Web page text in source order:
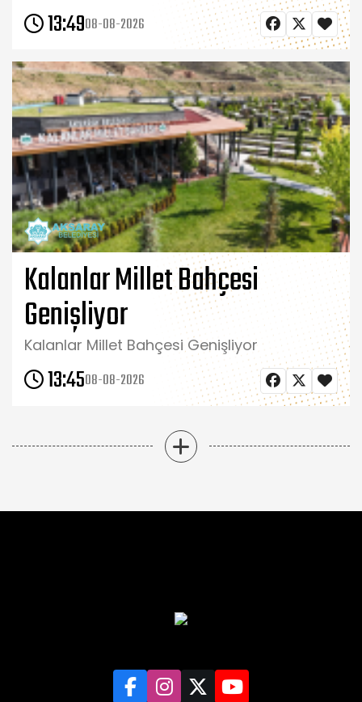
13:4908-08-2026
Kalanlar Millet Bahçesi
Genişliyor
Kalanlar Millet Bahçesi Genişliyor
13:4508-08-2026